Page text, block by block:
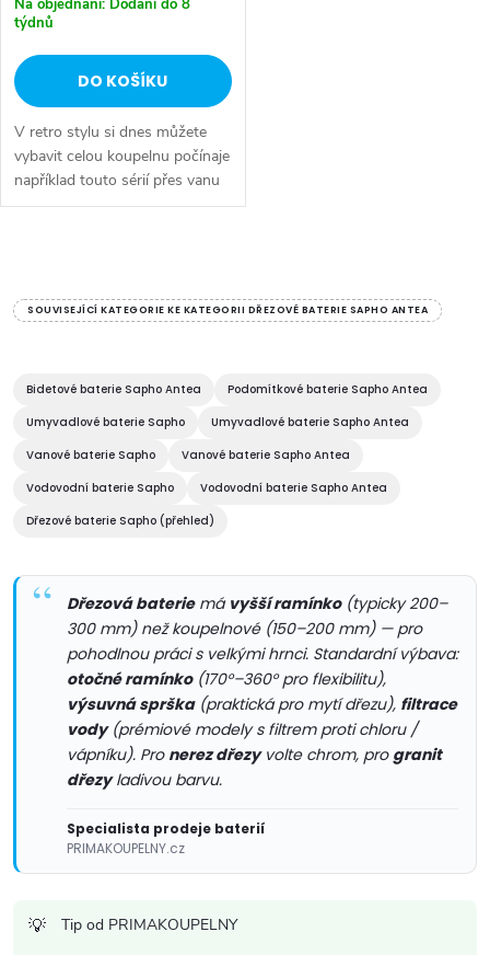
Na objednání: Dodání do 8
týdnů
DO KOŠÍKU
V retro stylu si dnes můžete
vybavit celou koupelnu počínaje
například touto sérií přes vanu
Retro, doplňky Diamond až po
v
á
d
a
c
í
ý
p
SOUVISEJÍCÍ KATEGORIE KE KATEGORII DŘEZOVÉ BATERIE SAPHO ANTEA
Bidetové baterie Sapho Antea
Podomítkové baterie Sapho Antea
Umyvadlové baterie Sapho
Umyvadlové baterie Sapho Antea
Vanové baterie Sapho
Vanové baterie Sapho Antea
Vodovodní baterie Sapho
Vodovodní baterie Sapho Antea
Dřezové baterie Sapho (přehled)
Dřezová bateriemá vyšší ramínko(typicky 200–
300 mm) než koupelnové (150–200 mm) — pro
pohodlnou práci s velkými hrnci. Standardní výbava:
otočné ramínko(170°–360° pro flexibilitu),
výsuvná sprška(praktická pro mytí dřezu), filtrace
vody(prémiové modely s filtrem proti chloru /
vápníku). Pro nerez dřezyvolte chrom, pro granit
dřezyladivou barvu.
Specialista prodeje baterií
PRIMAKOUPELNY.cz
Tip od PRIMAKOUPELNY